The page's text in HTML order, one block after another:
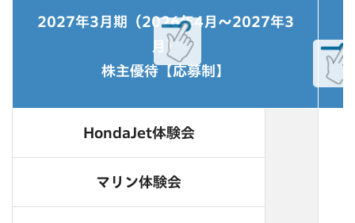
2027年3月期（2026年4月～2027年3
月）
株主優待【応募制】
HondaJet体験会
マリン体験会